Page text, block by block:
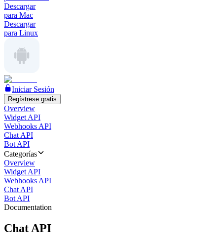
Descargar
para Mac
Descargar
para Linux
Iniciar Sesión
Regístrese gratis
Overview
Widget API
Webhooks API
Chat API
Bot API
Categorías
Overview
Widget API
Webhooks API
Chat API
Bot API
Documentation
Chat API